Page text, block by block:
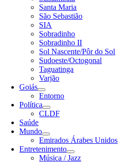
Santa Maria
São Sebastião
SIA
Sobradinho
Sobradinho II
Sol Nascente/Pôr do Sol
Sudoeste/Octogonal
Taguatinga
Varjão
Goiás
Entorno
Política
CLDF
Saúde
Mundo
Emirados Árabes Unidos
Entretenimento
Música / Jazz